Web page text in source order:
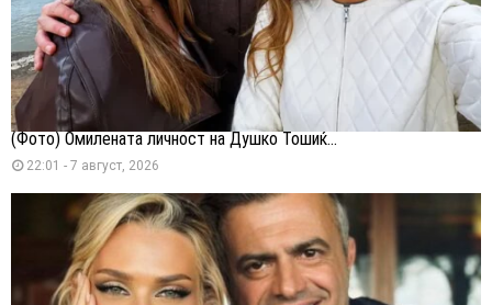
(Фото) Омилената личност на Душко Тошиќ...
22:01 - 7 август, 2026